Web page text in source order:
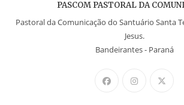
PASCOM PASTORAL DA
Pastoral da Comunicação do Santuário Santa
Jesus.
Bandeirantes - Paraná